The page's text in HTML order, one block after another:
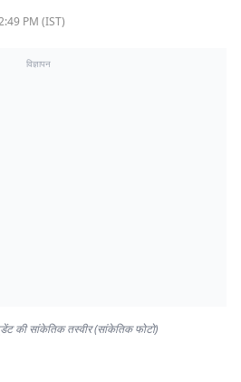
PM (IST)
विज्ञापन
की सांकेतिक तस्वीर (सांकेतिक फोटो)